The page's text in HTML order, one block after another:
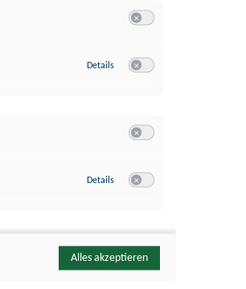
Details zu Google Analytics
Details zu YouTube
Alles akzeptieren